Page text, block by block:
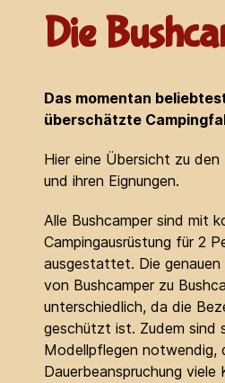
Die
Das momentan
überschätzte
Hier eine Übersicht zu
und ihren Eignungen.
Alle Bushcamper sind mit
Campingausrüstung für 2
ausgestattet. Die
von Bushcamper zu
unterschiedlich, da die
geschützt ist. Zudem sind
Modellpflegen notwendig,
Dauerbeanspruchung viele